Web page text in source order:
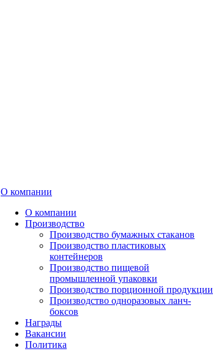
О компании
О компании
Производство
Производство бумажных стаканов
Производство пластиковых
контейнеров
Производство пищевой
промышленной упаковки
Производство порционной продукции
Производство одноразовых ланч-
боксов
Награды
Вакансии
Политика